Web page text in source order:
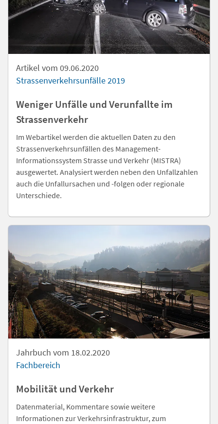
Artikel vom 09.06.2020
Strassenverkehrsunfälle 2019
Weniger Unfälle und Verunfallte im
Strassenverkehr
Im Webartikel werden die aktuellen Daten zu den
Strassenverkehrsunfällen des Management-
Informationssystem Strasse und Verkehr (MISTRA)
ausgewertet. Analysiert werden neben den Unfallzahlen
auch die Unfallursachen und -folgen oder regionale
Unterschiede.
Jahrbuch vom 18.02.2020
Fachbereich
Mobilität und Verkehr
Datenmaterial, Kommentare sowie weitere
Informationen zur Verkehrsinfrastruktur, zum